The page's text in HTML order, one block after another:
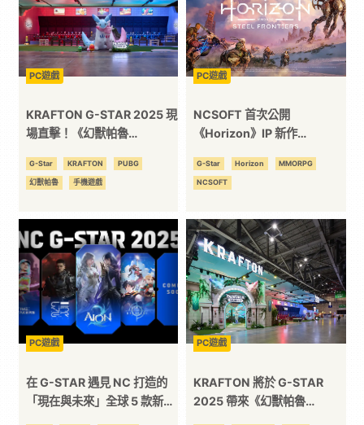
二
次
元
｜
3C
科
技
全
方
PC遊戲
KRAFTON G-STAR 2025 現
場直擊！《幻獸帕魯
CAFÉ PUBG 與熱力滿點的舞
台節目，讓現場體驗熱潮不斷
G-Star KRAFTON PUBG
幻獸帕魯 手機遊戲
PC遊戲
NCSOFT 首次公開
《Horizon》IP 新作
Frontiers》
G-Star Horizon MMORPG
NCSOFT
PC遊戲
在 G-STAR 遇見 NC 打造的
「現在與未來」全球 5 款新作
PC遊戲
KRAFTON 將於 G-STAR
2025 帶來《幻獸帕魯